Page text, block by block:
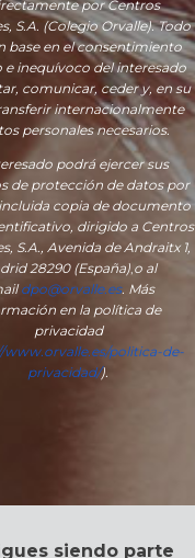
por Centros
S.A. (Colegio Orvalle). Todo
base en el consentimiento
e inequívoco del interesado
comunicar, ceder y, en su
internacionalmente
personales necesarios.
podrá ejercer sus
de protección de datos por
copia de documento
dirigido a Centros
S.A., Avenida de Andraitx 1,
28290 (España),o al
dpo@orvalle.es. Más
en la política de
privacidad
politica-de-
privacidad/).
siendo parte